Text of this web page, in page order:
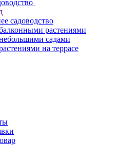
садоводство
растениями
садами
на террасе